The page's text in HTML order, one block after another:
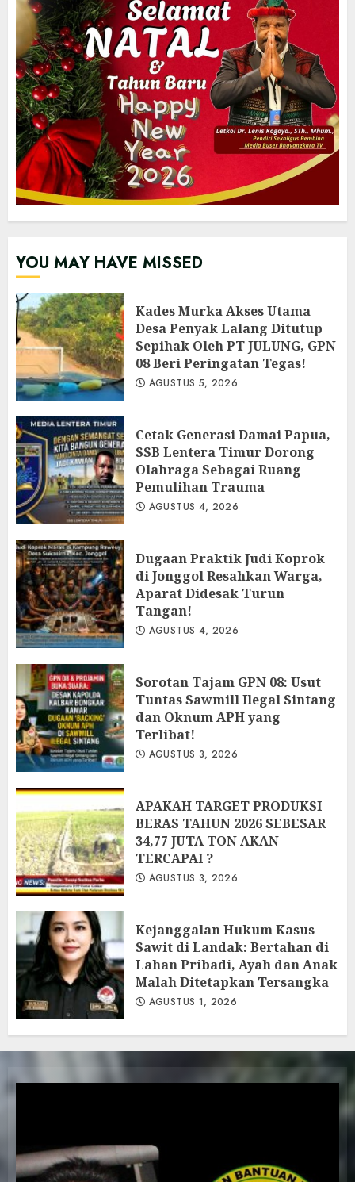
YOU MAY HAVE MISSED
Kades Murka Akses Utama
Desa Penyak Lalang Ditutup
Sepihak Oleh PT JULUNG, GPN
08 Beri Peringatan Tegas!
AGUSTUS 5, 2026
Cetak Generasi Damai Papua,
SSB Lentera Timur Dorong
Olahraga Sebagai Ruang
Pemulihan Trauma
AGUSTUS 4, 2026
Dugaan Praktik Judi Koprok
di Jonggol Resahkan Warga,
Aparat Didesak Turun
Tangan!
AGUSTUS 4, 2026
‎Sorotan Tajam GPN 08: Usut
Tuntas Sawmill Ilegal Sintang
dan Oknum APH yang
Terlibat!
AGUSTUS 3, 2026
APAKAH TARGET PRODUKSI
BERAS TAHUN 2026 SEBESAR
34,77 JUTA TON AKAN
TERCAPAI ?
AGUSTUS 3, 2026
Kejanggalan Hukum Kasus
Sawit di Landak: Bertahan di
Lahan Pribadi, Ayah dan Anak
Malah Ditetapkan Tersangka
AGUSTUS 1, 2026